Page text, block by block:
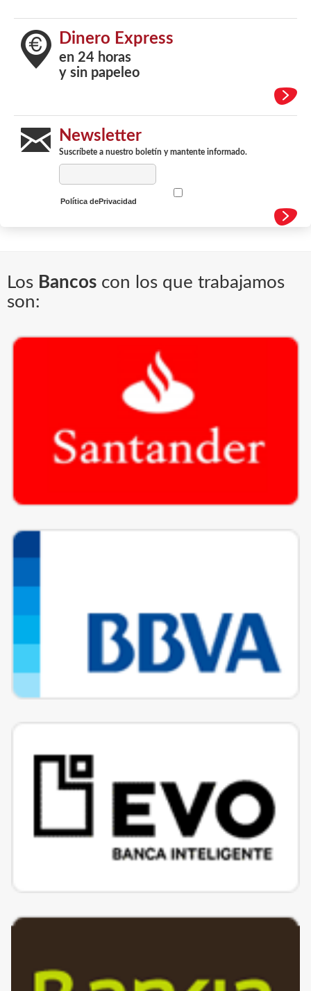
Dinero Express
en 24 horas
y sin papeleo
Newsletter
Suscríbete a nuestro boletín y mantente informado.
Política dePrivacidad
Los Bancos con los que trabajamos
son: